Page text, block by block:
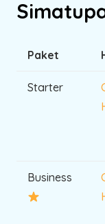
Paket
Starter
Business